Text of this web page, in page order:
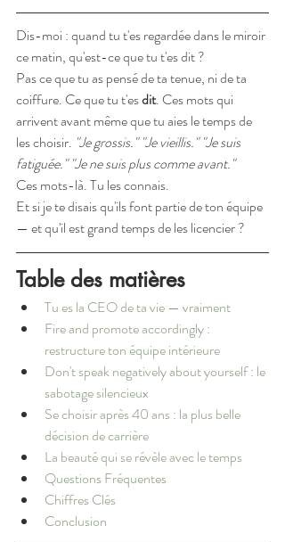
Dis-moi : quand tu t'es regardée dans le miroir
ce matin, qu'est-ce que tu t'es dit ?
Pas ce que tu as pensé de ta tenue, ni de ta
coiffure. Ce que tu t'es dit. Ces mots qui
arrivent avant même que tu aies le temps de
les choisir. "Je grossis." "Je vieillis." "Je suis
fatiguée." "Je ne suis plus comme avant."
Ces mots-là. Tu les connais.
Et si je te disais qu'ils font partie de ton équipe
— et qu'il est grand temps de les licencier ?
Table des matières
Tu es la CEO de ta vie — vraiment
Fire and promote accordingly :
restructure ton équipe intérieure
Don't speak negatively about yourself : le
sabotage silencieux
Se choisir après 40 ans : la plus belle
décision de carrière
La beauté qui se révèle avec le temps
Questions Fréquentes
Chiffres Clés
Conclusion